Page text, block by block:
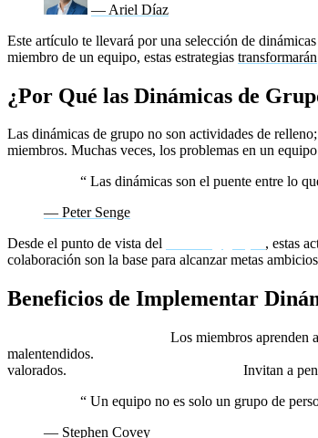
— Ariel Díaz
Este artículo te llevará por una selección de
miembro de un equipo, estas estrategias transformarán
¿Por Qué las Dinámicas de
Las dinámicas de grupo no son actividades de
miembros. Muchas veces, los problemas en un
“ Las dinámicas son el puente entre lo
— Peter Senge
Desde el punto de vista del
, estas
colaboración son la base para alcanzar metas
Beneficios de Implementar
Los miembros aprenden
malentendidos.
valorados.
Invitan a
“ Un equipo no es solo un grupo de
— Stephen Covey